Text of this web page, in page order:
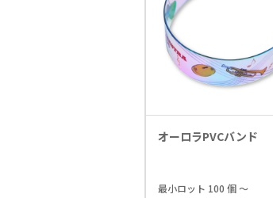
オーロラPVCバンド
最小ロット 100 個 ～